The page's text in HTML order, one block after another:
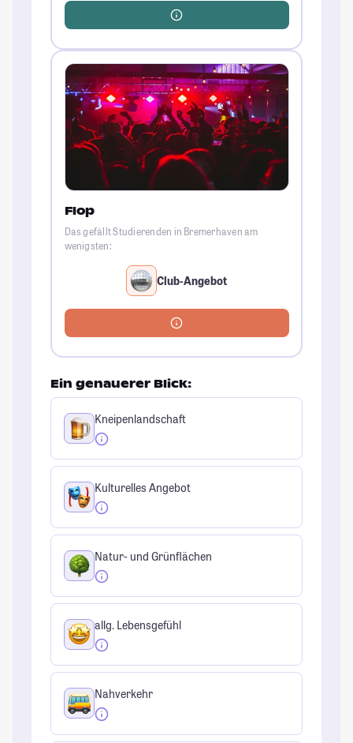
Flop
Das gefällt Studierenden in Bremerhaven am
wenigsten:
Club-Angebot
Ein genauerer Blick:
Kneipenlandschaft
Kulturelles Angebot
Natur- und Grünflächen
allg. Lebensgefühl
Nahverkehr